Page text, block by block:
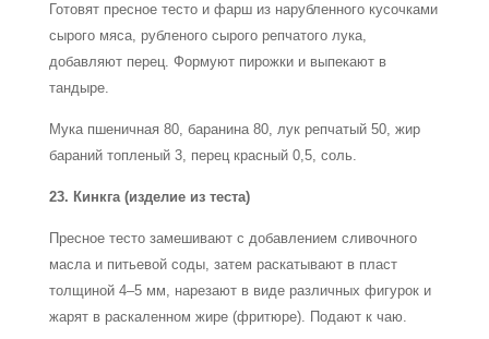
Готовят пресное тесто и фарш из нарубленного кусочками
сырого мяса, рубленого сырого репчатого лука,
добавляют перец. Формуют пирожки и выпекают в
тандыре.
Мука пшеничная 80, баранина 80, лук репчатый 50, жир
бараний топленый 3, перец красный 0,5, соль.
23. Кинкга (изделие из теста)
Пресное тесто замешивают с добавлением сливочного
масла и питьевой соды, затем раскатывают в пласт
толщиной 4–5 мм, нарезают в виде различных фигурок и
жарят в раскаленном жире (фритюре). Подают к чаю.